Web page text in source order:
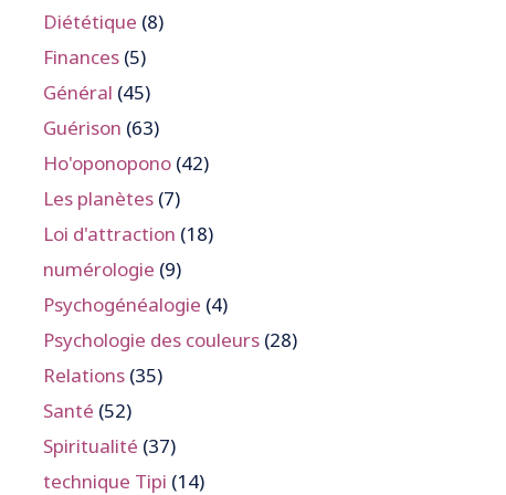
Diététique (8)
Finances (5)
Général (45)
Guérison (63)
Ho'oponopono (42)
Les planètes (7)
Loi d'attraction (18)
numérologie (9)
Psychogénéalogie (4)
Psychologie des couleurs (28)
Relations (35)
Santé (52)
Spiritualité (37)
technique Tipi (14)